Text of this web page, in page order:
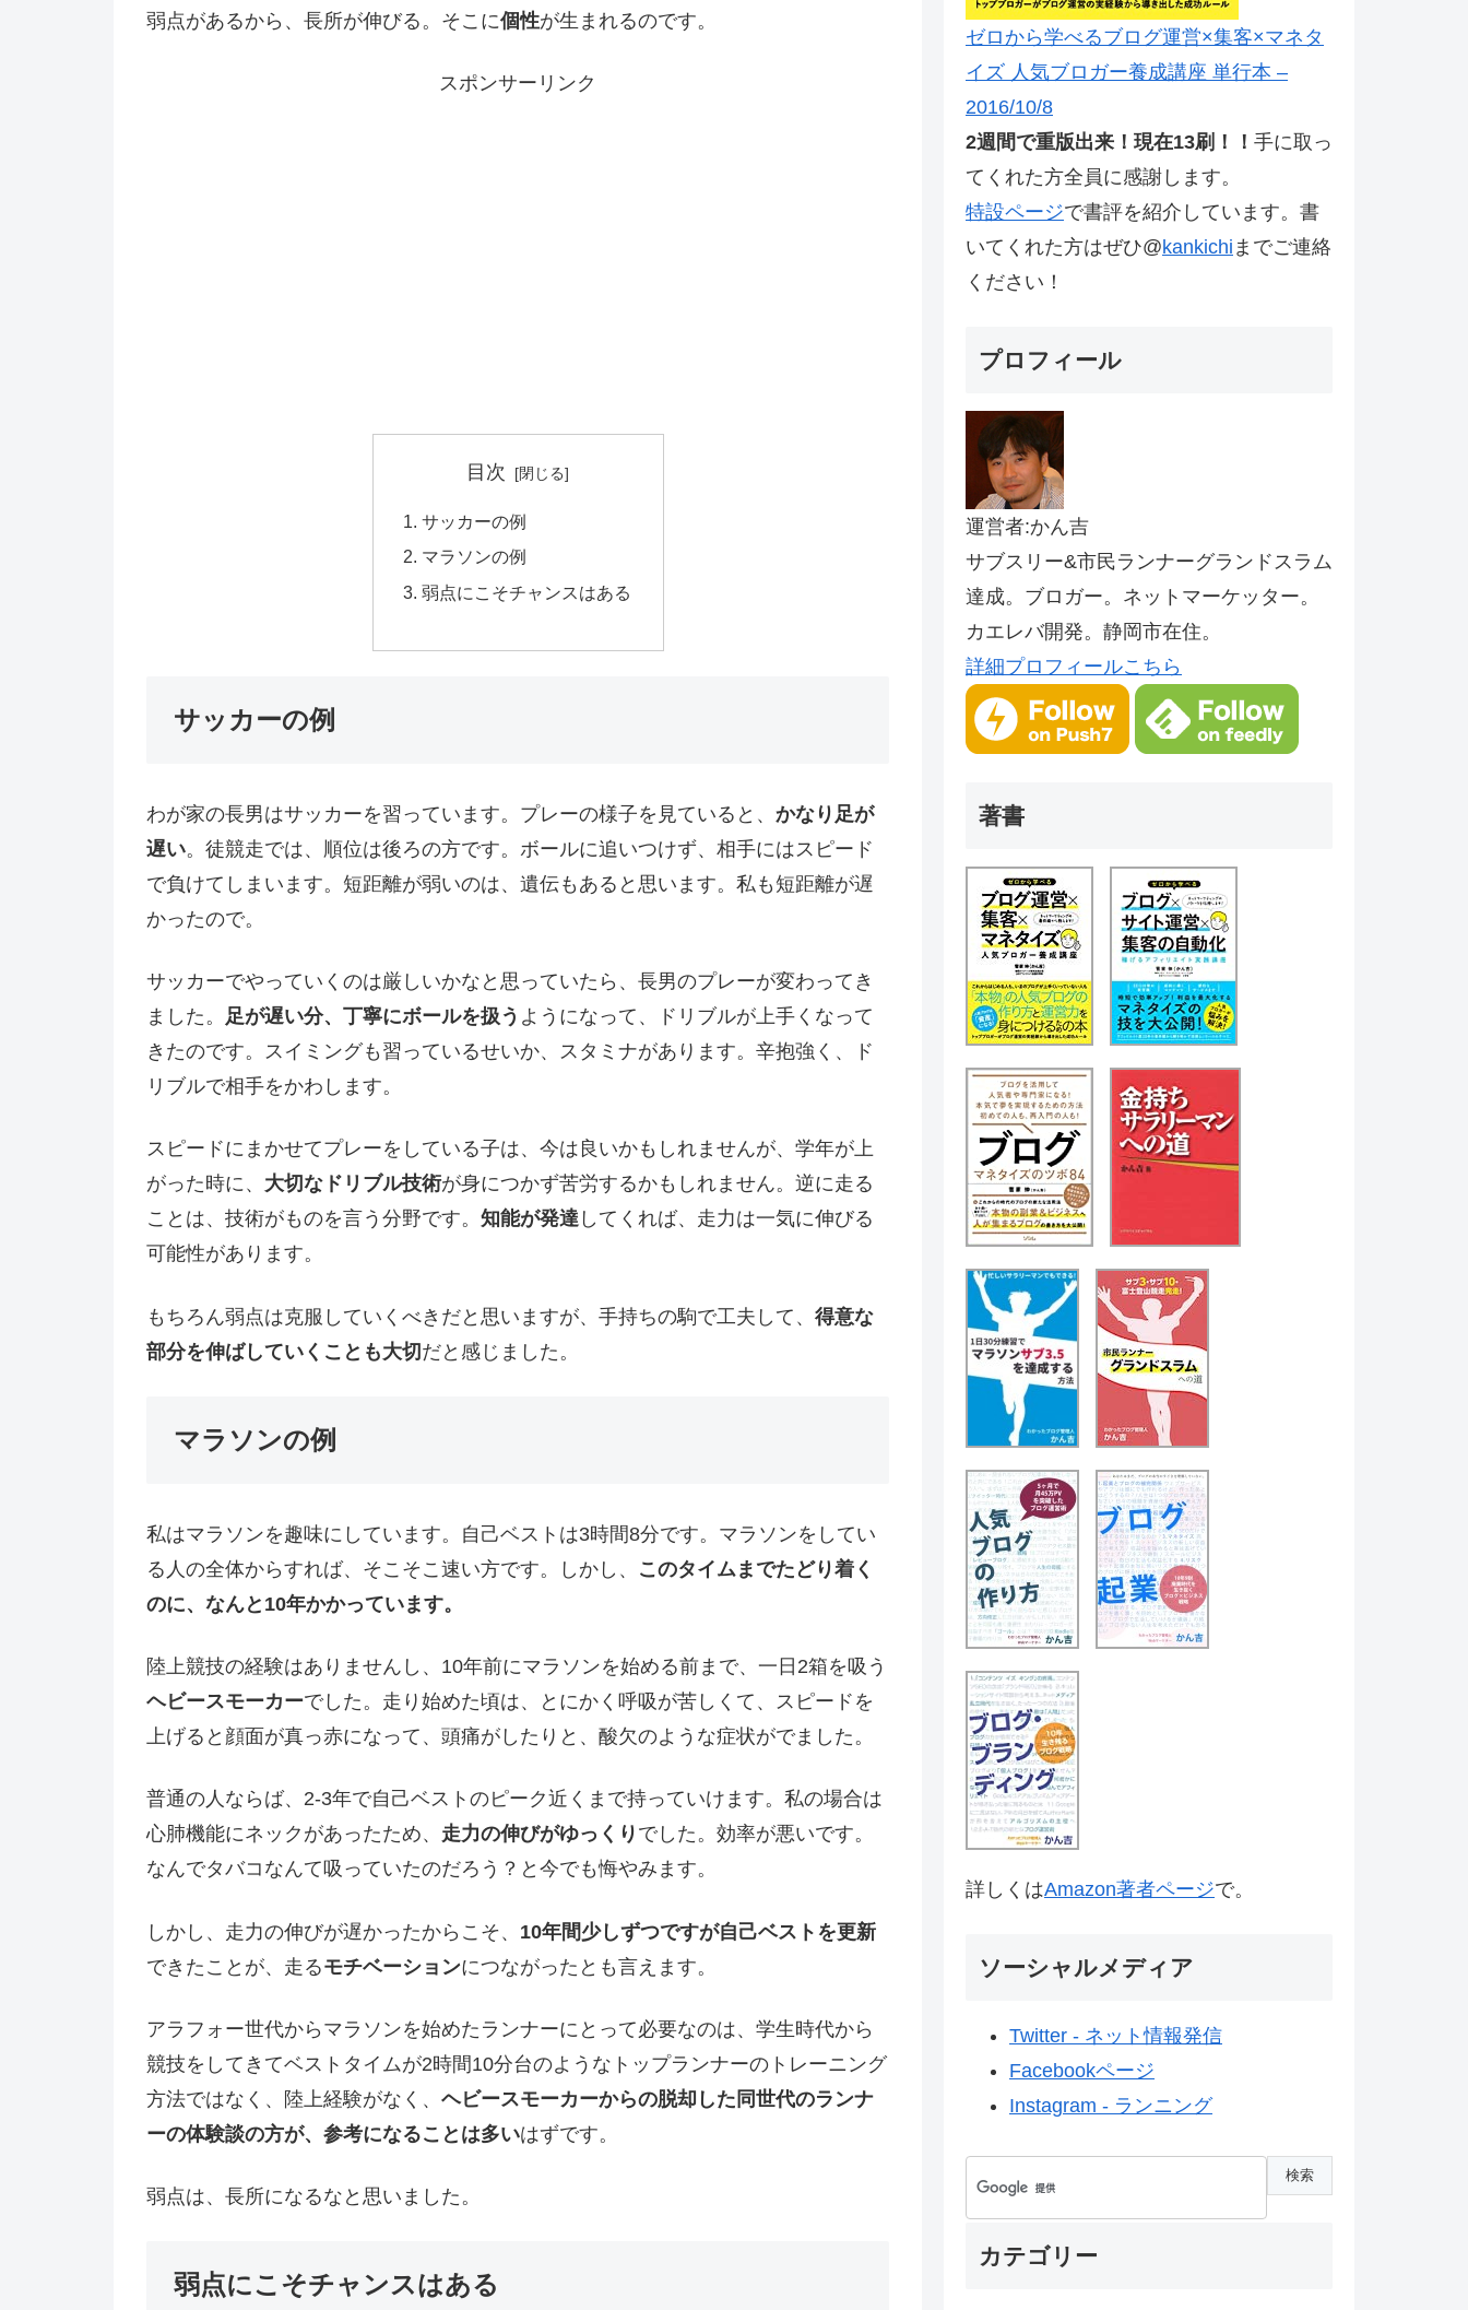
弱点があるから、長所が伸びる。そこに個性が生まれるのです。
スポンサーリンク
目次
サッカーの例
マラソンの例
弱点にこそチャンスはある
サッカーの例
わが家の長男はサッカーを習っています。プレーの様子を見ていると、 かなり足が
遅い。徒競走では、順位は後ろの方です。ボールに追いつけず、相手にはスピード
で負けてしまいます。短距離が弱いのは、遺伝もあると思います。私も短距離が遅
かったので。
サッカーでやっていくのは厳しいかなと思っていたら、長男のプレーが変わってき
ました。 足が遅い分、丁寧にボールを扱う ようになって、ドリブルが上手くなって
きたのです。スイミングも習っているせいか、スタミナがあります。辛抱強く、ド
リブルで相手をかわします。
スピードにまかせてプレーをしている子は、今は良いかもしれませんが、学年が上
がった時に、 大切なドリブル技術が身につかず苦労するかもしれません。逆に走る
ことは、技術がものを言う分野です。 知能が発達 してくれば、走力は一気に伸びる
可能性があります。
もちろん弱点は克服していくべきだと思いますが、手持ちの駒で工夫して、 得意な
部分を伸ばしていくことも大切だと感じました。
マラソンの例
私はマラソンを趣味にしています。自己ベストは3時間8分です。マラソンをしてい
る人の全体からすれば、そこそこ速い方です。しかし、 このタイムまでたどり着く
のに、なんと10年かかっています。
陸上競技の経験はありませんし、10年前にマラソンを始める前まで、一日2箱を吸う
ヘビースモーカーでした。走り始めた頃は、とにかく呼吸が苦しくて、スピードを
上げると顔面が真っ赤になって、頭痛がしたりと、酸欠のような症状がでました。
普通の人ならば、2-3年で自己ベストのピーク近くまで持っていけます。私の場合は
心肺機能にネックがあったため、 走力の伸びがゆっくり でした。効率が悪いです。
なんでタバコなんて吸っていたのだろう？と今でも悔やみます。
しかし、走力の伸びが遅かったからこそ、 10年間少しずつですが自己ベストを更新
できたことが、走るモチベーションにつながったとも言えます。
アラフォー世代からマラソンを始めたランナーにとって必要なのは、学生時代から
競技をしてきてベストタイムが2時間10分台のようなトップランナーのトレーニング
方法ではなく、陸上経験がなく、 ヘビースモーカーからの脱却した同世代のランナ
ーの体験談の方が、参考になることは多いはずです。
弱点は、長所になるなと思いました。
弱点にこそチャンスはある
ゼロから学べるブログ運営×集客×マネタ
イズ 人気ブロガー養成講座 単行本 –
2016/10/8
2週間で重版出来！現在13刷！！ 手に取っ
てくれた方全員に感謝します。
特設ページで書評を紹介しています。書
いてくれた方はぜひ@kankichi までご連絡
ください！
プロフィール
運営者:かん吉
サブスリー&市民ランナーグランドスラム
達成。ブロガー。ネットマーケッター。
カエレバ開発。静岡市在住。
詳細プロフィールこちら
著書
詳しくはAmazon著者ページで。
ソーシャルメディア
Twitter - ネット情報発信
Facebookページ
Instagram - ランニング
カテゴリー